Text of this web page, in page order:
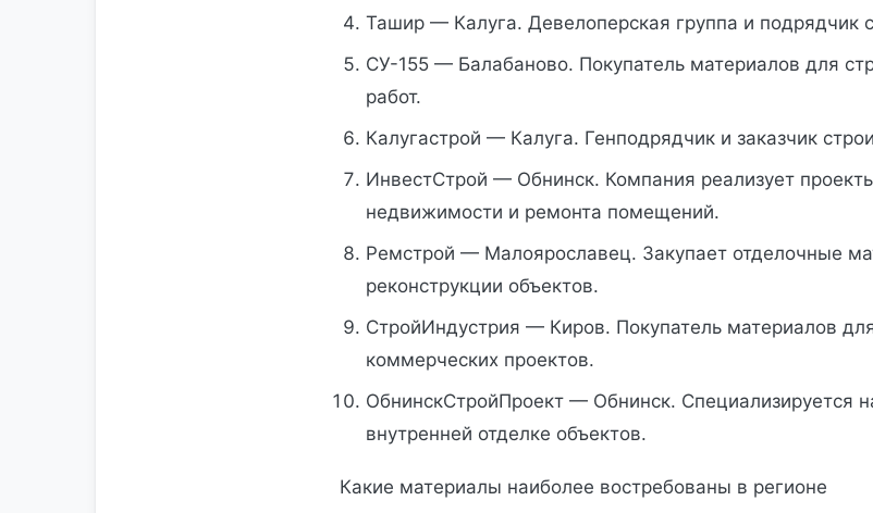
Ташир — Калуга. Девелоперская группа и подрядчик
СУ-155 — Балабаново. Покупатель материалов для
работ.
Калугастрой — Калуга. Генподрядчик и заказчик
ИнвестСтрой — Обнинск. Компания реализует
недвижимости и ремонта помещений.
Ремстрой — Малоярославец. Закупает отделочные
реконструкции объектов.
СтройИндустрия — Киров. Покупатель материалов
коммерческих проектов.
ОбнинскСтройПроект — Обнинск. Специализируется
внутренней отделке объектов.
Какие материалы наиболее востребованы в регионе